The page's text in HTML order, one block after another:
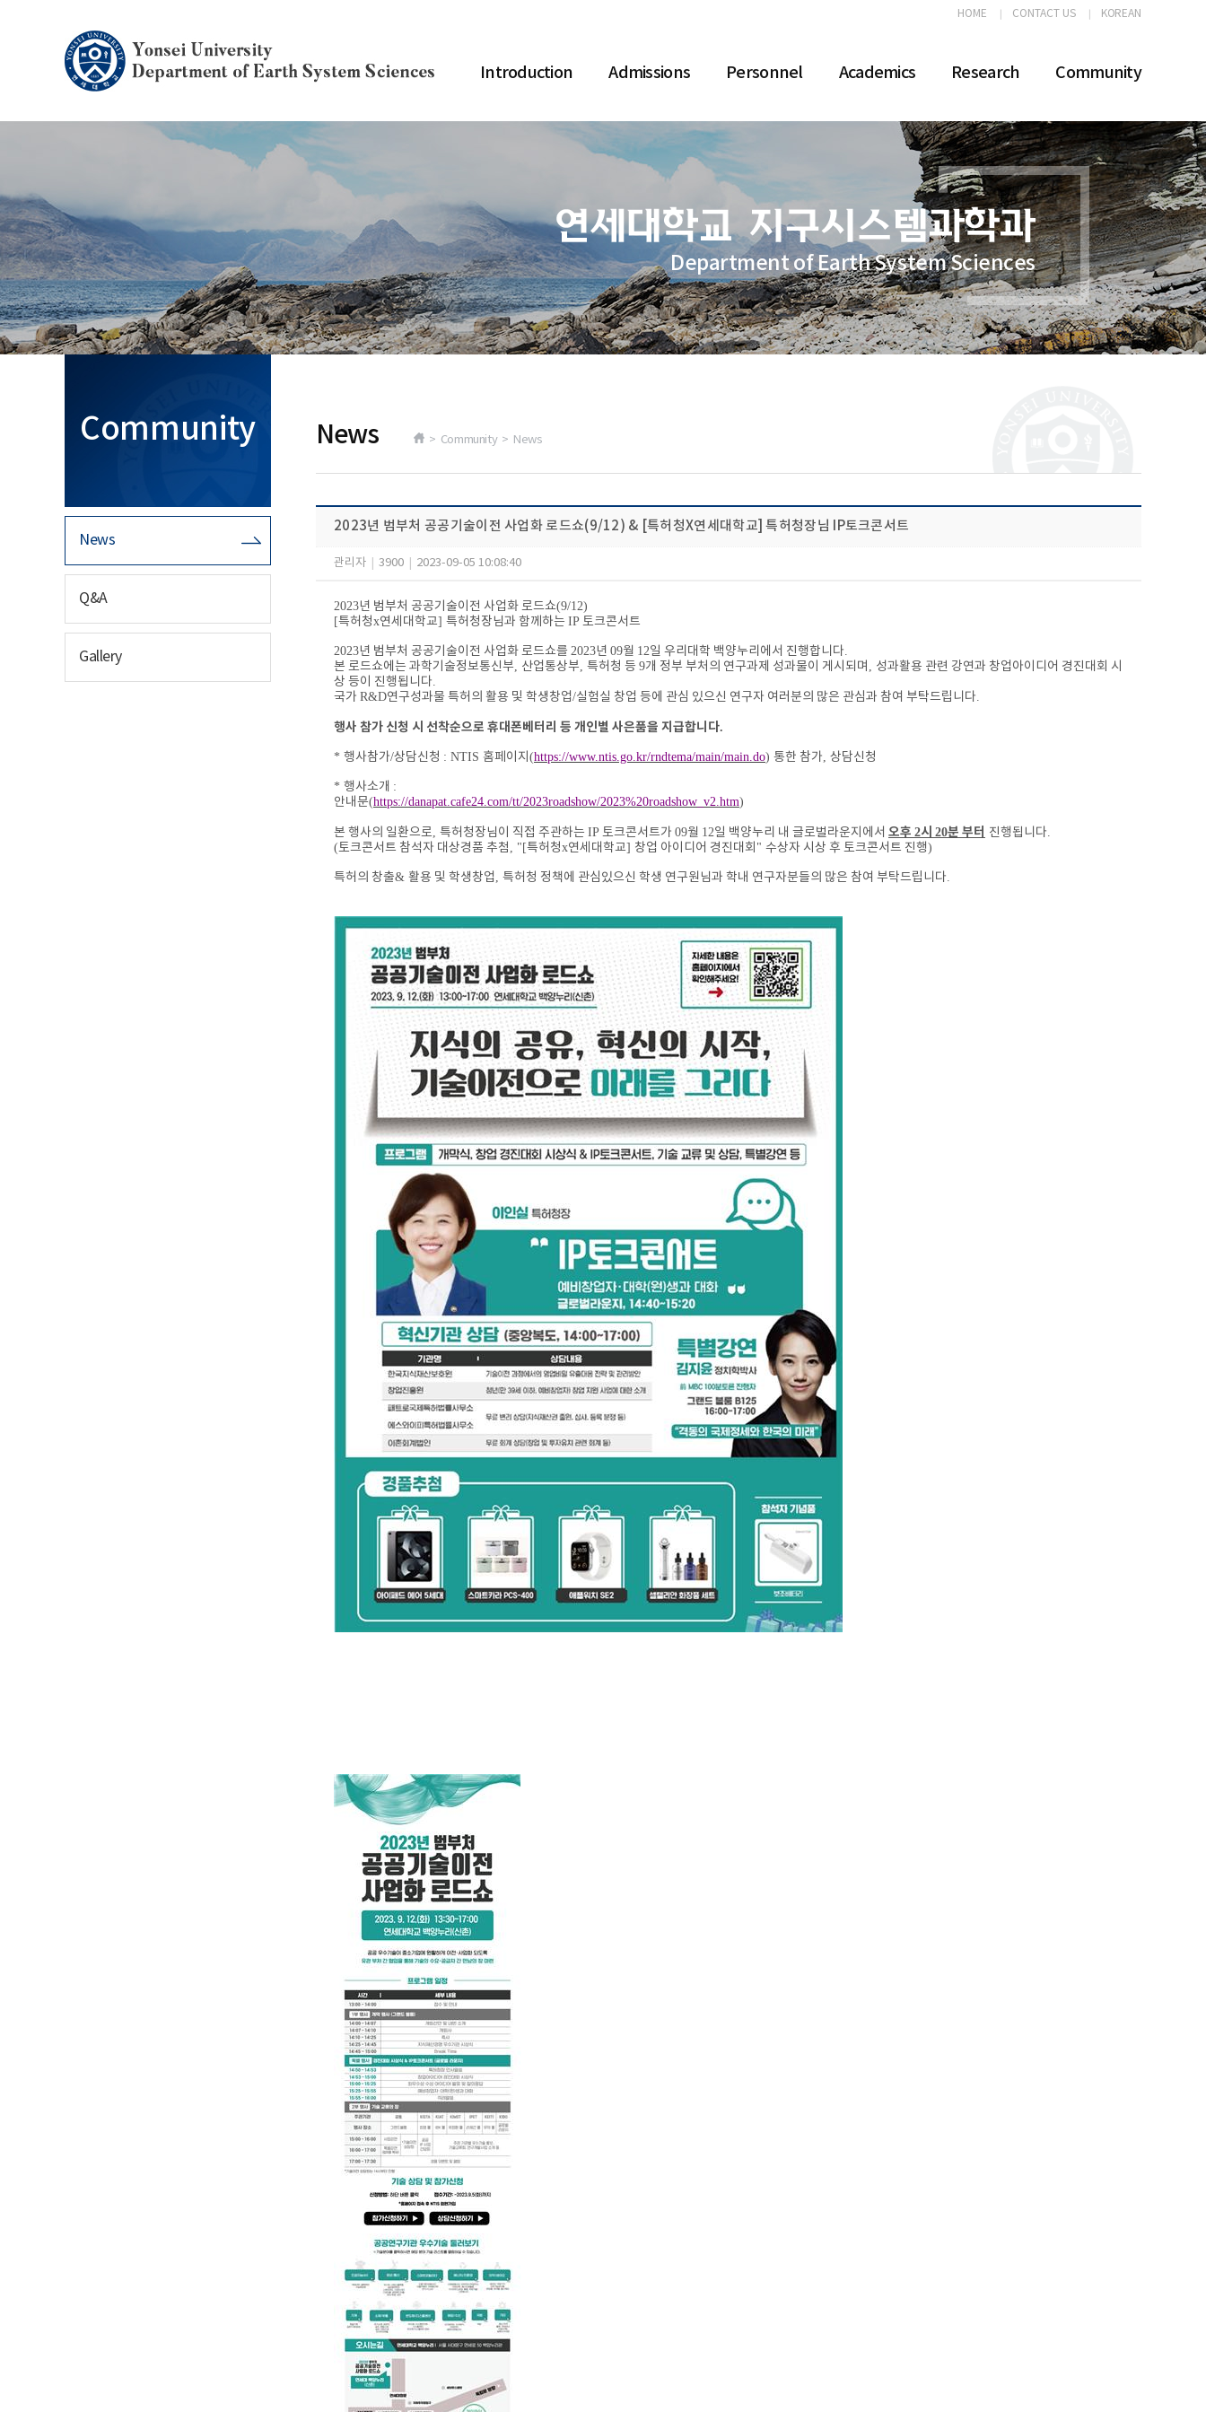
HOME CONTACT US KOREAN
Introduction Admissions Personnel Academics Research Community
Department of Earth System Sciences
Community
News
Q&A
Gallery
News > Community > News
2023년 범부처 공공기술이전 사업화 로드쇼(9/12) & [특허청X연세대학교] 특허청장님 IP토크콘서트
관리자 3900 2023-09-05 10:08:40
2023년 범부처 공공기술이전 사업화 로드쇼(9/12)
[특허청x연세대학교] 특허청장님과 함께하는 IP 토크콘서트
2023년 범부처 공공기술이전 사업화 로드쇼를 2023년 09월 12일 우리대학 백양누리에서 진행합니다.
본 로드쇼에는 과학기술정보통신부, 산업통상부, 특허청 등 9개 정부 부처의 연구과제 성과물이 게시되며 , 성과활용 관련 강연과 창업아이디어 경진대회 시
상 등이 진행됩니다.
국가 R&D연구성과물 특허의 활용 및 학생창업/실험실 창업 등에 관심 있으신 연구자 여러분의 많은 관심과 참여 부탁드립니다.
행사 참가 신청 시 선착순으로 휴대폰베터리 등 개인별 사은품을 지급합니다.
* 행사참가/상담신청 : NTIS 홈페이지 (https://www.ntis.go.kr/rndtema/main/main.do) 통한 참가, 상담신청
* 행사소개 :
안내문(https://danapat.cafe24.com/tt/2023roadshow/2023%20roadshow_v2.htm)
본 행사의 일환으로, 특허청장님이 직접 주관하는 IP 토크콘서트가 09월 12일 백양누리 내 글로벌라운지에서 오후 2시 20분 부터 진행됩니다.
(토크콘서트 참석자 대상경품 추첨 , "[특허청x연세대학교] 창업 아이디어 경진대회 " 수상자 시상 후 토크콘서트 진행)
특허의 창출& 활용 및 학생창업 , 특허청 정책에 관심있으신 학생 연구원님과 학내 연구자분들의 많은 참여 부탁드립니다.